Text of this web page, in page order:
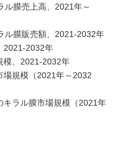
ル膜売上高、2021年～
ル膜販売額、2021-2032年
2021-2032年
模、2021-2032年
場規模（2021年～2032
ラル膜市場規模（2021年